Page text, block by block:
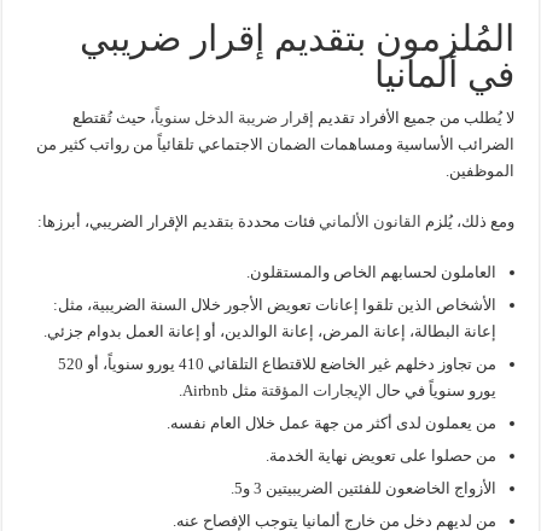
المُلزمون بتقديم إقرار ضريبي
في ألمانيا
لا يُطلب من جميع الأفراد تقديم إقرار ضريبة الدخل سنوياً، حيث تُقتطع
الضرائب الأساسية ومساهمات الضمان الاجتماعي تلقائياً من رواتب كثير من
الموظفين.
ومع ذلك، يُلزم القانون الألماني فئات محددة بتقديم الإقرار الضريبي، أبرزها:
العاملون لحسابهم الخاص والمستقلون.
الأشخاص الذين تلقوا إعانات تعويض الأجور خلال السنة الضريبية، مثل:
إعانة البطالة، إعانة المرض، إعانة الوالدين، أو إعانة العمل بدوام جزئي.
من تجاوز دخلهم غير الخاضع للاقتطاع التلقائي 410 يورو سنوياً، أو 520
يورو سنوياً في حال الإيجارات المؤقتة مثل Airbnb.
من يعملون لدى أكثر من جهة عمل خلال العام نفسه.
من حصلوا على تعويض نهاية الخدمة.
الأزواج الخاضعون للفئتين الضريبيتين 3 و5.
من لديهم دخل من خارج ألمانيا يتوجب الإفصاح عنه.